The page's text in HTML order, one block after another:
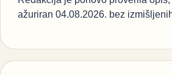
ažuriran 04.08.2026. bez